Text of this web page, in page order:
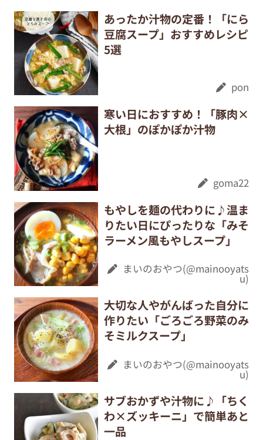
あったか汁物の定番！「にら
豆腐スープ」おすすめレシピ
5選
pon
寒い日におすすめ！「豚肉×
大根」のぽかぽか汁物
goma22
もやしを麺の代わりに♪温ま
りたい日にぴったりな「みそ
ラーメン風もやしスープ」
まいのおやつ(@mainooyats
u)
大切な人やがんばった自分に
作りたい「ごろごろ野菜のみ
そミルクスープ」
まいのおやつ(@mainooyats
u)
サブおかずや汁物に♪「ちく
わ×ズッキーニ」で簡単あと
一品